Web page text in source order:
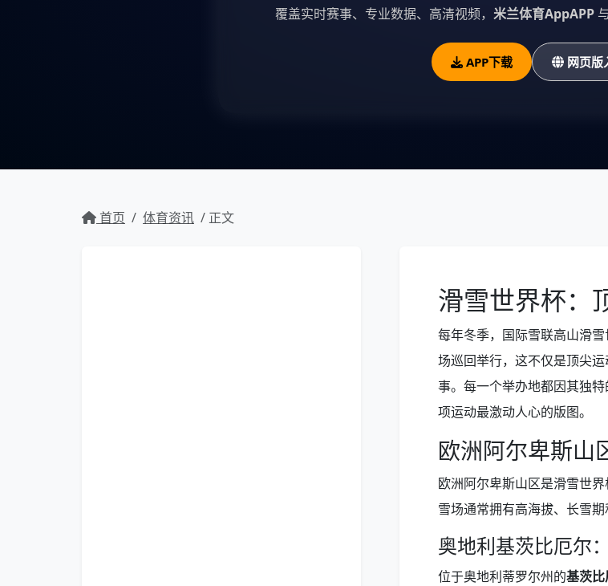
覆盖实时赛事、专业数据、高清视频， 米兰体育AppAPP
APP下载 网页版
首页 / 体育资讯 / 正文
滑雪世界杯：
每年冬季，国际雪联高山滑
场巡回举行，这不仅是顶尖
事。每一个举办地都因其独
项运动最激动人心的版图。
欧洲阿尔卑斯山
欧洲阿尔卑斯山区是滑雪世
雪场通常拥有高海拔、长雪期
奥地利基茨比厄尔
位于奥地利蒂罗尔州的基茨